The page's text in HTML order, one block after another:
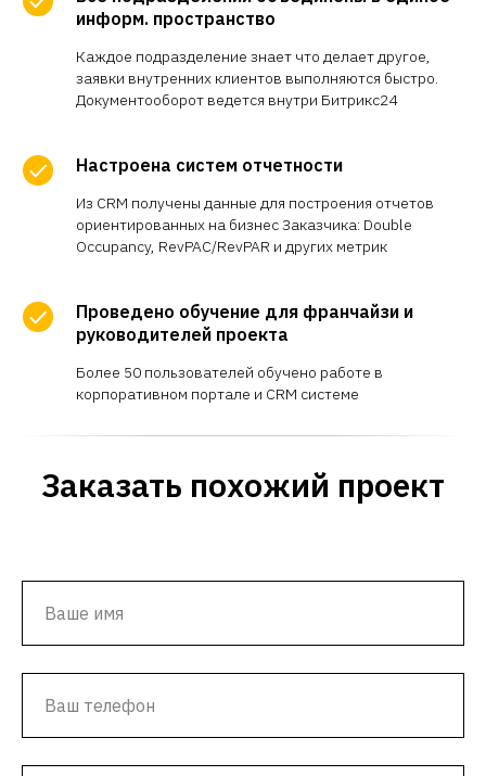
информ. пространство
Каждое подразделение знает что делает другое,
заявки внутренних клиентов выполняются быстро.
Документооборот ведется внутри Битрикс24
Настроена систем отчетности
Из CRM получены данные для построения отчетов
ориентированных на бизнес Заказчика: Double
Occupancy, RevPAC/RevPAR и других метрик
Проведено обучение для франчайзи и
руководителей проекта
Более 50 пользователей обучено работе в
корпоративном портале и CRM системе
Заказать похожий проект